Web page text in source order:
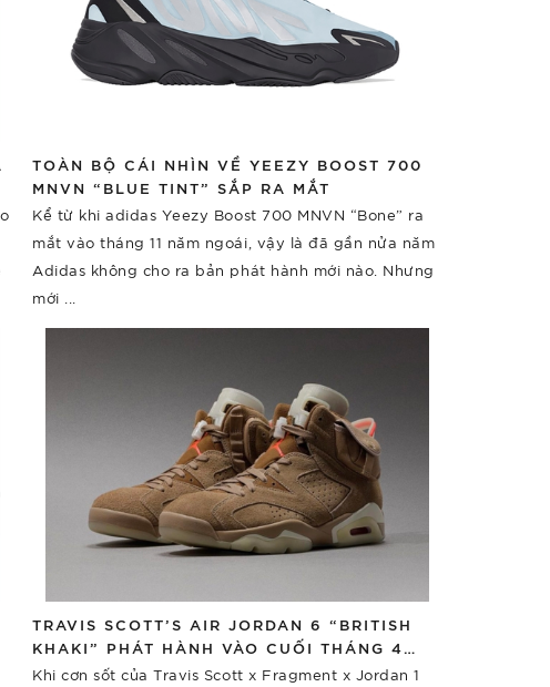
TOÀN BỘ CÁI NHÌN VỀ YEEZY BOOST 700
MNVN “BLUE TINT” SẮP RA MẮT
Kể từ khi adidas Yeezy Boost 700 MNVN “Bone” ra
mắt vào tháng 11 năm ngoái, vậy là đã gần nửa năm
Adidas không cho ra bản phát hành mới nào. Nhưng
mới ...
TRAVIS SCOTT’S AIR JORDAN 6 “BRITISH
KHAKI” PHÁT HÀNH VÀO CUỐI THÁNG 4
NĂM NAY
Khi cơn sốt của Travis Scott x Fragment x Jordan 1